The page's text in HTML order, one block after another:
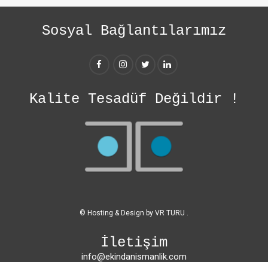
Sosyal Bağlantılarımız
Kalite Tesadüf Değildir !
© Hosting & Design by VR TURU .
İletişim
info@ekindanismanlik.com